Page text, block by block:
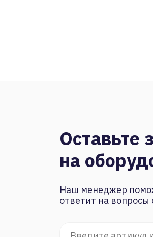
Оставьте
на
Наш менеджер
ответит на вопросы